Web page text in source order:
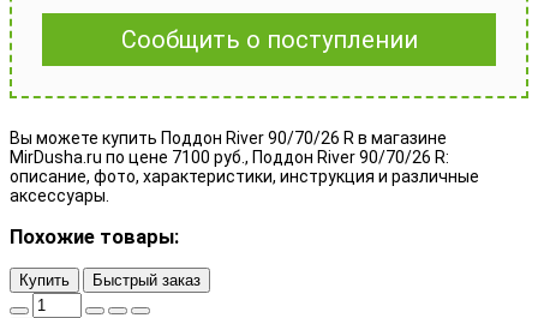
Сообщить о поступлении
Вы можете купить Поддон River 90/70/26 R в магазине
MirDusha.ru по цене 7100 руб., Поддон River 90/70/26 R:
описание, фото, характеристики, инструкция и различные
аксессуары.
Похожие товары:
Купить Быстрый заказ